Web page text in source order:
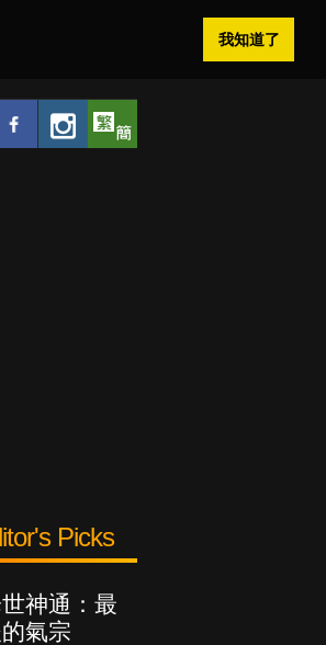
我知道了
Picks
神通：最
氣宗